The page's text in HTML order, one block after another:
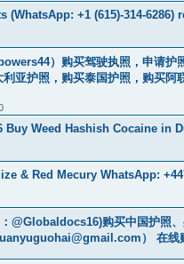
(WhatsApp: +1 (615)-314-
）购买驾驶执照，申请护
亚护照，购买泰国护照，购买
Buy Weed Hashish Cocaine in
& Red Mecury WhatsApp:
@Globaldocs16)购买中国护照
） 在